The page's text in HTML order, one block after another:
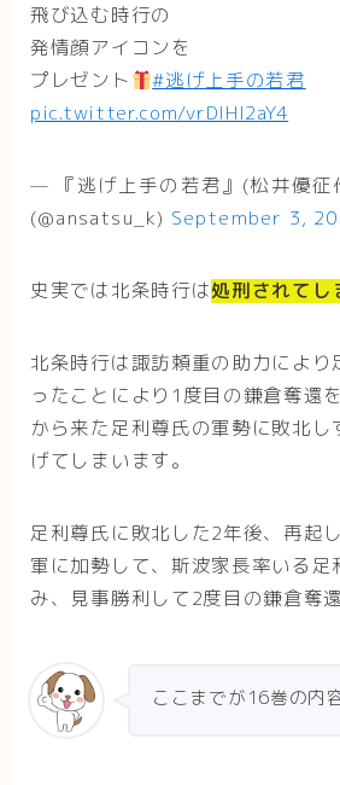
飛び込む時行の
発情顔アイコンを
プレゼント
#逃げ上手の若君
pic.twitter.com/vrDIHl2aY4
— 『逃げ上手の若君』(松井優征
(@ansatsu_k) September 3,
史実では北条時行は処刑されてし
北条時行は諏訪頼重の助力により
ったことにより1度目の鎌倉奪還
から来た足利尊氏の軍勢に敗北し
げてしまいます。
足利尊氏に敗北した2年後、再起
軍に加勢して、斯波家長率いる足
み、見事勝利して2度目の鎌倉奪
ここまでが16巻の内